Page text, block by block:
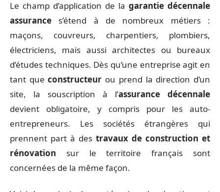
Le champ d’application de la garantie décennale
assurance s’étend à de nombreux métiers :
maçons, couvreurs, charpentiers, plombiers,
électriciens, mais aussi architectes ou bureaux
d’études techniques. Dès qu’une entreprise agit en
tant queconstructeur ou prend la direction d’un
site, la souscription à l’assurance décennale
devient obligatoire, y compris pour les auto-
entrepreneurs. Les sociétés étrangères qui
prennent part à des travaux de construction et
rénovation sur le territoire français sont
concernées de la même façon.